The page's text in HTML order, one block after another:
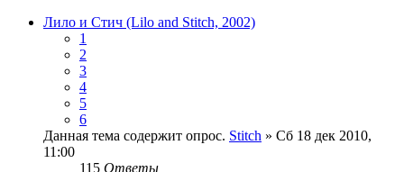
Лило и Стич (Lilo and Stitch, 2002)
1
2
3
4
5
6
Данная тема содержит опрос. Stitch » Сб 18 дек 2010,
11:00
115 Ответы